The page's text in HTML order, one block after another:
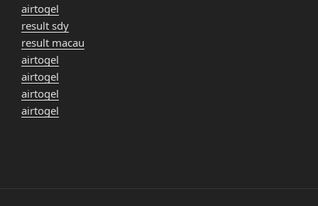
airtogel
result sdy
result macau
airtogel
airtogel
airtogel
airtogel